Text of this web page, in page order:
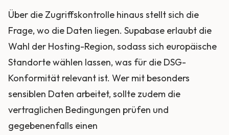
Über die Zugriffskontrolle hinaus stellt sich die
Frage, wo die Daten liegen. Supabase erlaubt die
Wahl der Hosting-Region, sodass sich europäische
Standorte wählen lassen, was für die DSG-
Konformität relevant ist. Wer mit besonders
sensiblen Daten arbeitet, sollte zudem die
vertraglichen Bedingungen prüfen und
gegebenenfalls einen